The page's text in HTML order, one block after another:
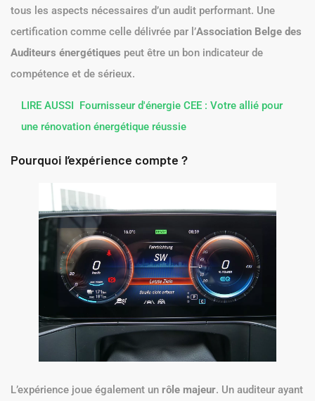
tous les aspects nécessaires d’un audit performant. Une
certification comme celle délivrée par l’Association Belge des
Auditeurs énergétiques peut être un bon indicateur de
compétence et de sérieux.
LIRE AUSSI Fournisseur d'énergie CEE : Votre allié pour
une rénovation énergétique réussie
Pourquoi l’expérience compte ?
L’expérience joue également un rôle majeur. Un auditeur ayant